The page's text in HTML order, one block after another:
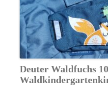
Deuter Waldfuchs